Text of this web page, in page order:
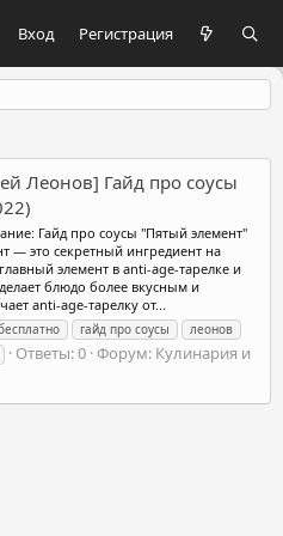
Вход Регистрация
Леонов] Гайд про соусы
Гайд про соусы "Пятый элемент"
— это секретный ингредиент на
элемент в anti-age-тарелке и
блюдо более вкусным и
anti-age-тарелку от...
гайд про соусы
леонов
Ответы: 0 Форум: Кулинария и